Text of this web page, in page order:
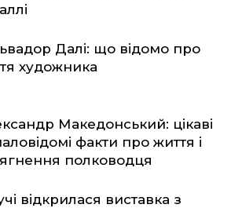
Далі: що відомо про
художника
Македонський: цікаві
факти про життя і
полководця
відкрилася виставка з